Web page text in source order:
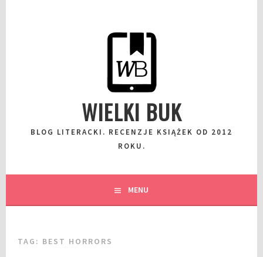
WIELKI BUK
BLOG LITERACKI. RECENZJE KSIĄŻEK OD 2012
ROKU.
MENU
TAG: BEST HORRORS